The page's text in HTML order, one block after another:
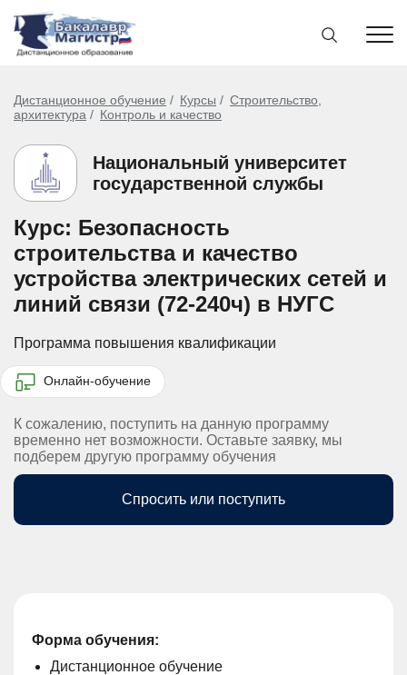
Дистанционное обучение Курсы
Строительство,
архитектура
Контроль и качество
Национальный университет
государственной службы
Курс: Безопасность
строительства и качество
устройства электрических сетей и
линий связи (72-240ч) в НУГС
Программа повышения квалификации
Онлайн-обучение
К сожалению, поступить на данную программу
временно нет возможности. Оставьте заявку, мы
подберем другую программу обучения
Спросить или поступить
Форма обучения:
Дистанционное обучение